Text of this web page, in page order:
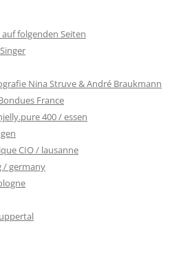
folgenden Seiten
Nina Struve & André Braukmann
France
400 / essen
CIO / lausanne
/ germany